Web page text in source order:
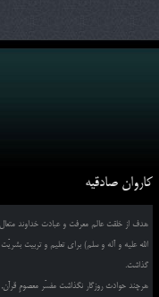
کاروان صادقیه
هدف از خلقت عالم معرفت و عبادت خداوند
الله علیه و آله و سلم) برای تعلیم و تربیت
گذاشت.
هرچند حوادث روزگار نگذاشت مفسّر معصومِ